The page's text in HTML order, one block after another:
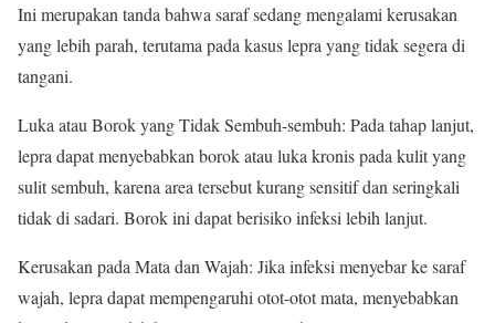
Ini merupakan tanda bahwa saraf sedang mengalami kerusakan
yang lebih parah, terutama pada kasus lepra yang tidak segera di
tangani.
Luka atau Borok yang Tidak Sembuh-sembuh: Pada tahap lanjut,
lepra dapat menyebabkan borok atau luka kronis pada kulit yang
sulit sembuh, karena area tersebut kurang sensitif dan seringkali
tidak di sadari. Borok ini dapat berisiko infeksi lebih lanjut.
Kerusakan pada Mata dan Wajah: Jika infeksi menyebar ke saraf
wajah, lepra dapat mempengaruhi otot-otot mata, menyebabkan